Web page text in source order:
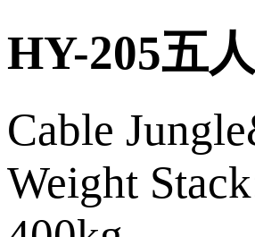
HY-205五
Cable
Weight